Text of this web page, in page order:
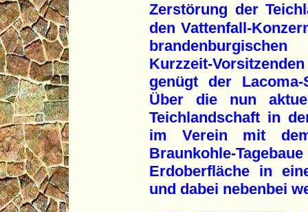
Zerstörung der
den Vattenfall-
Kurzzeit-
genügt der
Über die nun
Teichlandschaft in
im Verein mit dem
Braunkohle-
Erdoberfläche in
und dabei nebenbei